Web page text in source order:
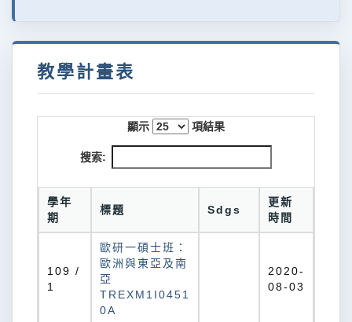
教學計畫表
顯示 項結果
搜索:
學年
期
標題 Sdgs
更新
時間
109 /
1
歐研一碩士班：
歐洲與東亞及南
亞
TREXM1I0451
0A
2020-
08-03